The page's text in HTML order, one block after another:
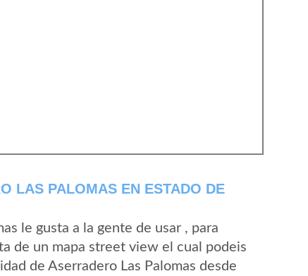
LAS PALOMAS EN ESTADO DE
le gusta a la gente de usar , para
de un mapa street view el cual podeis
de Aserradero Las Palomas desde